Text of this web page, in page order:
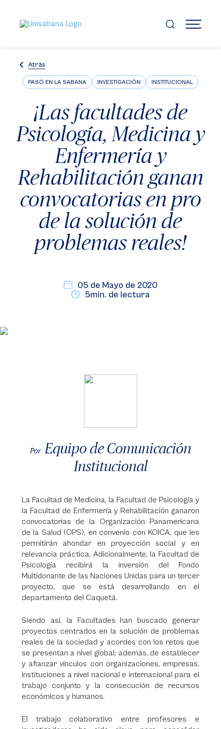
contenido
principal
MENÚ
Atrás
PASÓ EN LA SABANA INVESTIGACIÓN INSTITUCIONAL
¡Las facultades de
Psicología, Medicina y
Enfermería y
Rehabilitación ganan
convocatorias en pro
de la solución de
problemas reales!
05 de Mayo de 2020
5min. de lectura
Por Equipo de Comunicación
Institucional
La Facultad de Medicina, la Facultad de Psicología y
la Facultad de Enfermería y Rehabilitación ganaron
convocatorias de la Organización Panamericana
de la Salud (OPS), en convenio con KOICA, que les
permitirán ahondar en proyección social y en
relevancia práctica. Adicionalmente, la Facultad de
Psicología recibirá la inversión del Fondo
Multidonante de las Naciones Unidas para un tercer
proyecto, que se está desarrollando en el
departamento del Caquetá.
Siendo así, la Facultades han buscado generar
proyectos centrados en la solución de problemas
reales de la sociedad y acordes con los retos que
se presentan a nivel global; además, de establecer
y afianzar vínculos con organizaciones, empresas,
instituciones a nivel nacional e internacional para el
trabajo conjunto y la consecución de recursos
económicos y humanos.
El trabajo colaborativo entre profesores e